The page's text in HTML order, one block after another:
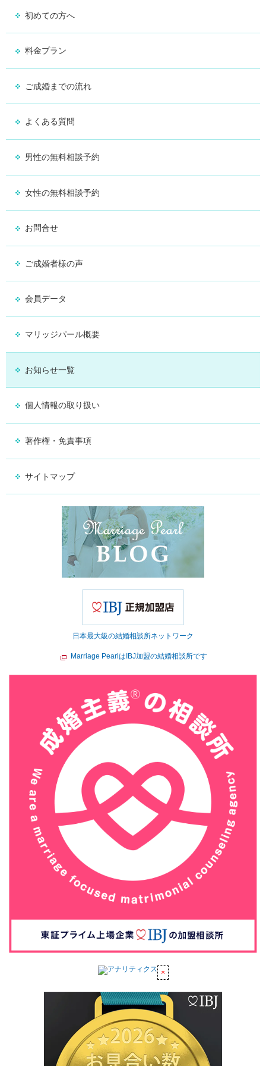
初めての方へ
料金プラン
ご成婚までの流れ
よくある質問
男性の無料相談予約
女性の無料相談予約
お問合せ
ご成婚者様の声
会員データ
マリッジパール概要
お知らせ一覧
個人情報の取り扱い
著作権・免責事項
サイトマップ
日本最大級の結婚相談所ネットワーク
Marriage PearlはIBJ加盟の結婚相談所です